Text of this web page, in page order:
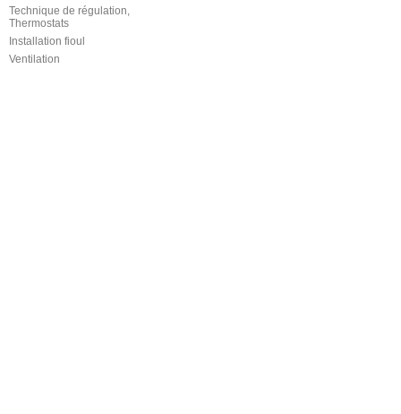
Technique de régulation,
Thermostats
Installation fioul
Ventilation